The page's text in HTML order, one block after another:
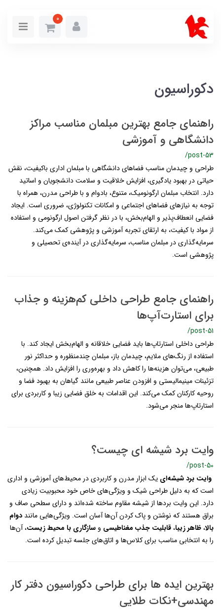
0
دکوراسیون
راهنمای جامع بهترین مبلمان مناسب مراکز
دانشگاهی و آموزشی
/post-53
طراحی و چیدمان مناسب فضاهای دانشگاهی با مبلمان اداری باکیفیت، نقش
حیاتی در بهبود یادگیری، افزایش خلاقیت و سلامت دانشجویان و اساتید
دارد. انتخاب مبلمان ارگونومیک، متنوع، بادوام و با طراحی مدرن، همراه با
توجه به نیازهای فضاهای اجتماعی و امکانات تکنولوژی، ضروری است. ایجاد
فضایی انعطاف‌پذیر و الهام‌بخش، با در نظر گرفتن اصول ارگونومی و استفاده
از مواد با کیفیت، به ارتقای تجربه آموزشی و پژوهشی کمک می‌کند.
سرمایه‌گذاری در مبلمان مناسب، سرمایه‌گذاری در آینده‌ی تحصیلی و
پژوهشی است.
راهنمای جامع طراحی داخلی کم‌هزینه و جذاب
برای استارت‌آپ‌ها
/post-51
طراحی داخلی استارتاپ‌ها باید فضایی خلاقانه و الهام‌بخش ایجاد کند. با
استفاده از رنگ‌های ملایم، چیدمان باز، مبلمان چندمنظوره و حداکثر نور
طبیعی، می‌توان هزینه‌ها را کاهش داد و بهره‌وری را افزایش داد. همچنین،
تزئینات مینیمالیستی و افزودن عناصر طبیعی مانند گیاهان به بهبود فضا و
روحیه کارکنان کمک می‌کند. این اقدامات به خلق فضایی زیبا و کاربردی برای
استارتاپ‌ها منجر می‌شود.
وایت برد شیشه ای چیست؟
/post-50
وایت برد شیشه‌ای یک ابزار مدرن و کاربردی در محیط‌های آموزشی و اداری
است که به دلیل طراحی شیک و ویژگی‌های خاص خود محبوبیت زیادی
دارد. این وایت بردها از شیشه مقاوم ساخته شده‌اند و دارای سطحی صاف و
براق هستند که نوشتن و پاک کردن آن‌ها آسان است. ویژگی‌هایی مانند دوام
بال،ظاهر زیبا،قابلیت جذب مغناطیسی و سازگاری با محیط زیست، آن‌ها
را به انتخابی مناسب برای کلاس‌ها و اتاق‌های جلسه تبدیل کرده است.
بهترین ایده ها برای طراحی دکوراسیون دفتر کار
مهندسی+نکات طلایی